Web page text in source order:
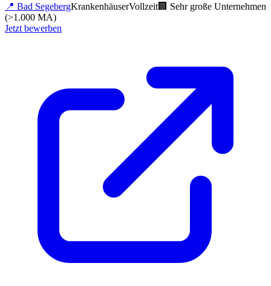
📍 Bad SegebergKrankenhäuserVollzeit🏢 Sehr große Unternehmen
(>1.000 MA)
Jetzt bewerben